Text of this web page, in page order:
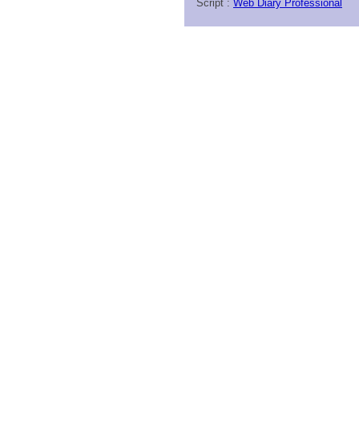
Script : Web Diary Professional